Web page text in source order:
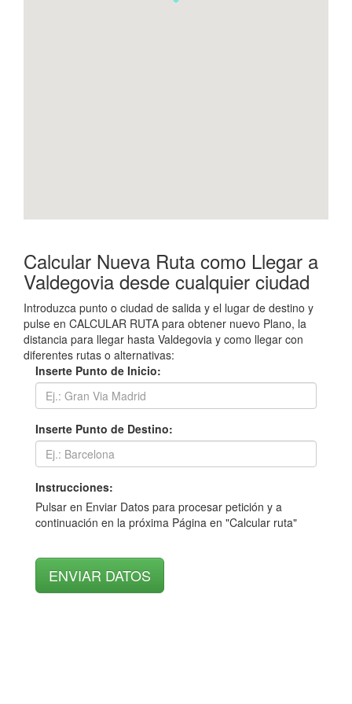
Calcular Nueva Ruta como Llegar a
Valdegovia desde cualquier ciudad
Introduzca punto o ciudad de salida y el lugar de destino y
pulse en CALCULAR RUTA para obtener nuevo Plano, la
distancia para llegar hasta Valdegovia y como llegar con
diferentes rutas o alternativas:
Inserte Punto de Inicio:
Inserte Punto de Destino:
Instrucciones:
Pulsar en Enviar Datos para procesar petición y a
continuación en la próxima Página en "Calcular ruta"